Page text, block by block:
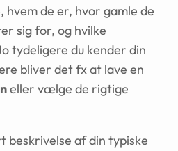
de er, hvor gamle de
sig for, og hvilke
tydeligere du kender din
bliver det fx at lave en
eller vælge de rigtige
beskrivelse af din typiske